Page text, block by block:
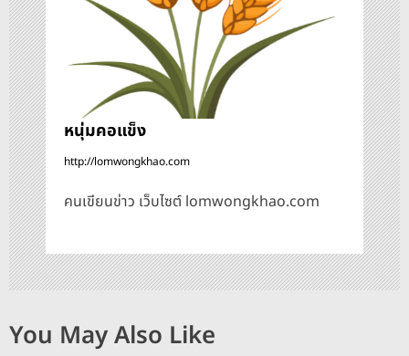
หนุ่มคอแข็ง
http://lomwongkhao.com
คนเขียนข่าว เว็บไซต์ lomwongkhao.com
You May Also Like